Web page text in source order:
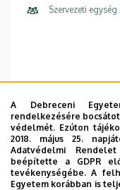
Szervezeti egység
Központi
E-mail cím
Cím
A Debreceni
rendelkezésére
védelmét. Ezúton
2018. május 25.
Adatvédelmi
beépítette a GDPR
tevékenységébe. A
Egyetem korábban is